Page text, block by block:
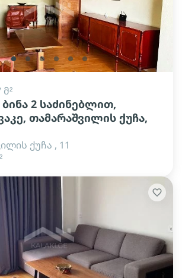
lens lens lens lens lens lens
მ²
2 საძინებლით,
თამარაშვილის ქუჩა,
ქუჩა , 11